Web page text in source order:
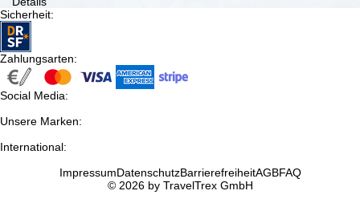
kostenfrei
…
Sicherheit:
Zahlungsarten:
Social Media:
Unsere Marken:
International:
ImpressumDatenschutzBarrierefreiheitAGBFAQ
© 2026 by TravelTrex GmbH